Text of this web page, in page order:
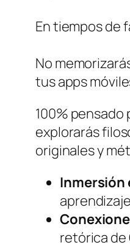
En tiempos de
No
tus apps
100%
explorarás
originales y
Inmersión
retórica de